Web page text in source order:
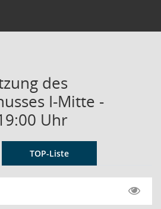
des
I-Mitte -
Uhr
TOP-Liste